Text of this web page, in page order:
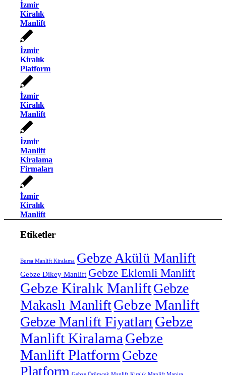
İzmir
Kiralık
Manlift
İzmir
Kiralık
Platform
İzmir
Kiralık
Manlift
İzmir
Manlift
Kiralama
Firmaları
İzmir
Kiralık
Manlift
Etiketler
Bursa Manlift Kiralama Gebze Akülü Manlift
Gebze Dikey Manlift Gebze Eklemli Manlift
Gebze Kiralık ManliftGebze
Makaslı ManliftGebze Manlift
Gebze Manlift Fiyatları Gebze
Manlift Kiralama Gebze
Manlift Platform Gebze
Platform